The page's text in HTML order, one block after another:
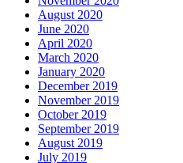
August 2020
June 2020
April 2020
March 2020
January 2020
December 2019
November 2019
October 2019
September 2019
August 2019
July 2019